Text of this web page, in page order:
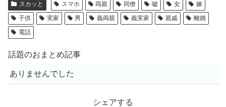
スカッと スマホ 両親 同僚 嘘 女
嫁
子供
実家 男 義両親 義実家 親戚
離婚
電話
話題のおまとめ記事
ありませんでした
シェアする